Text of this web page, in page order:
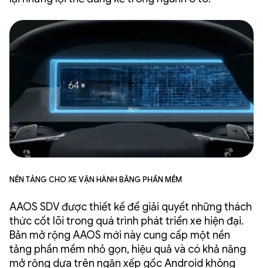
Nền tảng cho xe vận hành bằng phần mềm
AAOS SDV được thiết kế để giải quyết những thách
thức cốt lõi trong quá trình phát triển xe hiện đại.
Bản mở rộng AAOS mới này cung cấp một nền
tảng phần mềm nhỏ gọn, hiệu quả và có khả năng
mở rộng dựa trên ngăn xếp gốc Android không